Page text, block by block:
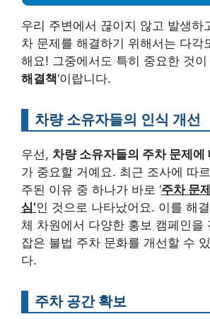
우리 주변에서 끊이지 않고 발생하
차 문제를 해결하기 위해서는 다각
해요! 그중에서도 특히 중요한 것이
해결책‘이랍니다.
차량 소유자들의 인식 개선
우선, 차량 소유자들의 주차 문제에
가 중요할 거예요. 최근 조사에 따
주된 이유 중 하나가 바로 ‘주차 문
심’인 것으로 나타났어요. 이를 해
체 차원에서 다양한 홍보 캠페인을
잡은 불법 주차 문화를 개선할 수
다.
주차 공간 확보